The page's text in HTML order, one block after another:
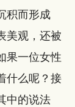
积而形成
美观，还被
果一位女性
什么呢？接
中的说法